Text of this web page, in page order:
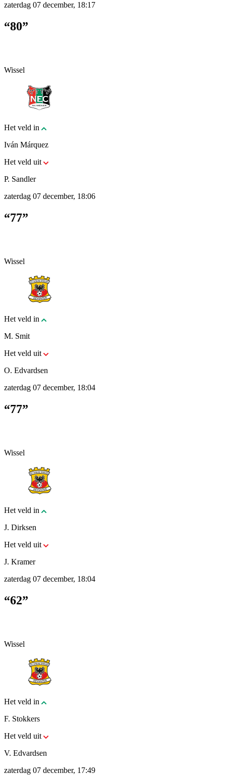
zaterdag 07 december, 18:17
“80”
Wissel
Het veld in
Iván Márquez
Het veld uit
P. Sandler
zaterdag 07 december, 18:06
“77”
Wissel
Het veld in
M. Smit
Het veld uit
O. Edvardsen
zaterdag 07 december, 18:04
“77”
Wissel
Het veld in
J. Dirksen
Het veld uit
J. Kramer
zaterdag 07 december, 18:04
“62”
Wissel
Het veld in
F. Stokkers
Het veld uit
V. Edvardsen
zaterdag 07 december, 17:49